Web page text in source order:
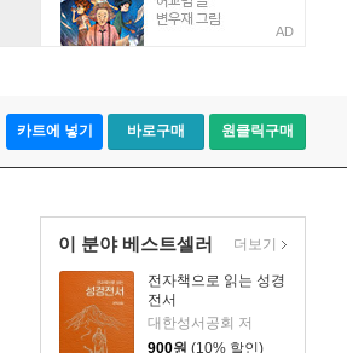
AD
카트에 넣기 바로구매 원클릭구매
이 분야 베스트셀러
전자책으로 읽는 성경
전서
대한성서공회 저
900원 (10% 할인)
더보기